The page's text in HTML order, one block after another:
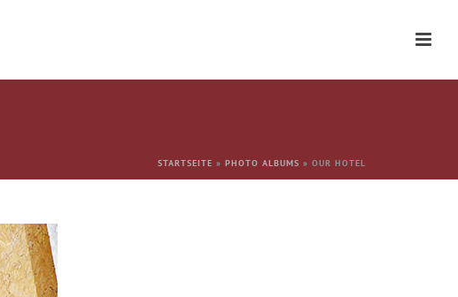
STARTSEITE » PHOTO ALBUMS » OUR HOTEL